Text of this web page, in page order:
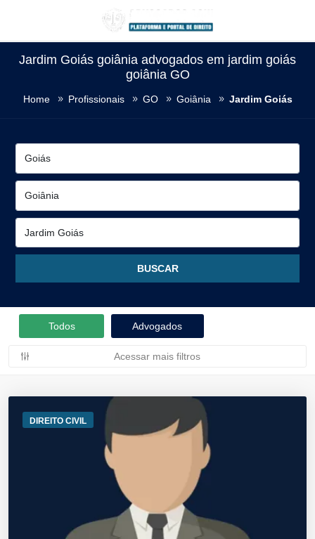
Jardim Goiás goiânia advogados em jardim goiás
goiânia GO
Home Profissionais GO Goiânia Jardim Goiás
Todos Advogados
Acessar mais filtros
DIREITO CIVIL